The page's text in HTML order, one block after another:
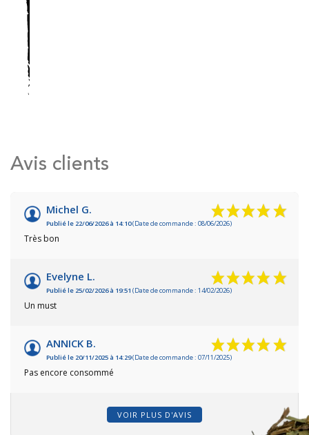
Avis clients
VOIR L'ATTESTATION 9.4
Michel G.
Publié le 22/06/2026 à 14:10(Date de commande : 08/06/2026)
Très bon
Evelyne L.
Publié le 25/02/2026 à 19:51 (Date de commande : 14/02/2026)
Un must
ANNICK B.
Publié le 20/11/2025 à 14:29(Date de commande : 07/11/2025)
Pas encore consommé
VOIR PLUS D'AVIS